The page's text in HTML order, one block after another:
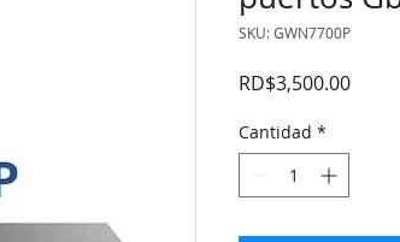
SKU: GWN7700P
RD$3,500.00Precio
Cantidad *